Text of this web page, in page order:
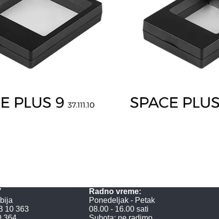
10 363
Radno vreme:
Ponedeljak - Petak
08.00 - 16.00 sati